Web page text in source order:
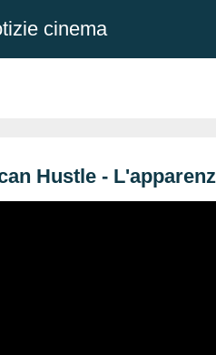
cinema
Hustle -